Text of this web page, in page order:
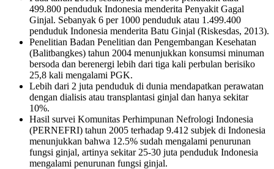
499.800 penduduk Indonesia menderita Penyakit Gagal
Ginjal. Sebanyak 6 per 1000 penduduk atau 1.499.400
penduduk Indonesia menderita Batu Ginjal (Riskesdas, 2013).
Penelitian Badan Penelitian dan Pengembangan Kesehatan
(Balitbangkes) tahun 2004 menunjukkan konsumsi minuman
bersoda dan berenergi lebih dari tiga kali perbulan berisiko
25,8 kali mengalami PGK.
Lebih dari 2 juta penduduk di dunia mendapatkan perawatan
dengan dialisis atau transplantasi ginjal dan hanya sekitar
10%.
Hasil survei Komunitas Perhimpunan Nefrologi Indonesia
(PERNEFRI) tahun 2005 terhadap 9.412 subjek di Indonesia
menunjukkan bahwa 12.5% sudah mengalami penurunan
fungsi ginjal, artinya sekitar 25-30 juta penduduk Indonesia
mengalami penurunan fungsi ginjal.